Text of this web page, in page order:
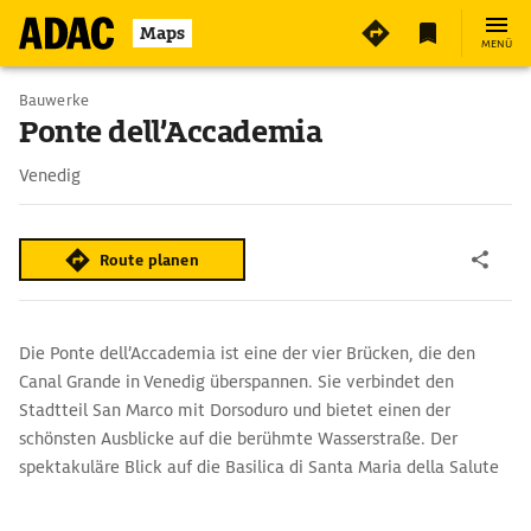
Maps MENÜ
Bauwerke
Ponte dell’Accademia
Venedig
Route planen
Die Ponte dell’Accademia ist eine der vier Brücken, die den
Canal Grande in Venedig überspannen. Sie verbindet den
Stadtteil San Marco mit Dorsoduro und bietet einen der
schönsten Ausblicke auf die berühmte Wasserstraße. Der
spektakuläre Blick auf die Basilica di Santa Maria della Salute